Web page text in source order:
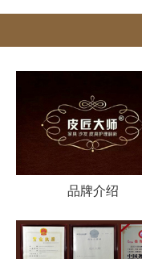
品牌介绍